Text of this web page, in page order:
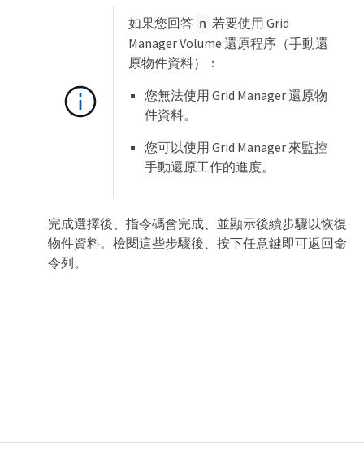
如果您回答 n 若要使用 Grid
Manager Volume 還原程序（手動還
原物件資料）：
您無法使用 Grid Manager 還原物
件資料。
您可以使用 Grid Manager 來監控
手動還原工作的進度。
完成選擇後、指令碼會完成、並顯示後續步驟以恢復
物件資料。檢閱這些步驟後、按下任意鍵即可返回命
令列。